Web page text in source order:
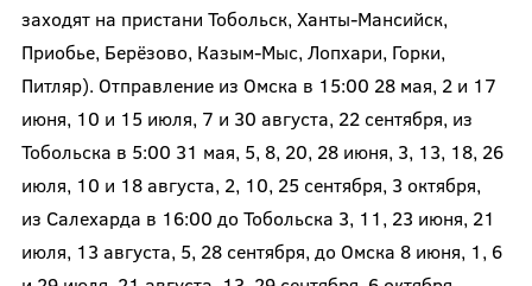
заходят на пристани Тобольск, Ханты-Мансийск,
Приобье, Берёзово, Казым-Мыс, Лопхари, Горки,
Питляр). Отправление из Омска в 15:00 28 мая, 2 и 17
июня, 10 и 15 июля, 7 и 30 августа, 22 сентября, из
Тобольска в 5:00 31 мая, 5, 8, 20, 28 июня, 3, 13, 18, 26
июля, 10 и 18 августа, 2, 10, 25 сентября, 3 октября,
из Салехарда в 16:00 до Тобольска 3, 11, 23 июня, 21
июля, 13 августа, 5, 28 сентября, до Омска 8 июня, 1, 6